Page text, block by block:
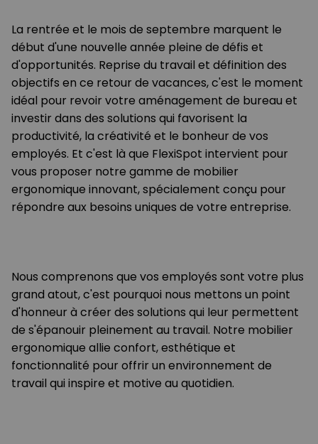
La rentrée et le mois de septembre marquent le
début d'une nouvelle année pleine de défis et
d'opportunités. Reprise du travail et définition des
objectifs en ce retour de vacances, c'est le moment
idéal pour revoir votre aménagement de bureau et
investir dans des solutions qui favorisent la
productivité, la créativité et le bonheur de vos
employés. Et c'est là que FlexiSpot intervient pour
vous proposer notre gamme de mobilier
ergonomique innovant, spécialement conçu pour
répondre aux besoins uniques de votre entreprise.
Nous comprenons que vos employés sont votre plus
grand atout, c'est pourquoi nous mettons un point
d'honneur à créer des solutions qui leur permettent
de s'épanouir pleinement au travail. Notre mobilier
ergonomique allie confort, esthétique et
fonctionnalité pour offrir un environnement de
travail qui inspire et motive au quotidien.